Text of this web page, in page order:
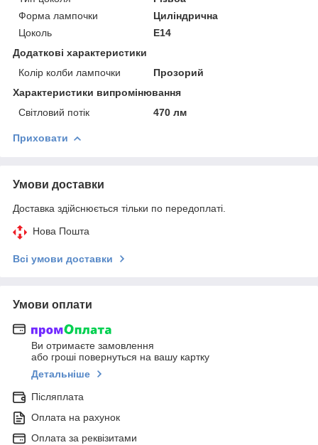
Форма лампочки
Циліндрична
Цоколь
E14
Додаткові характеристики
Колір колби лампочки
Прозорий
Характеристики випромінювання
Світловий потік
470 лм
Приховати
Умови доставки
Доставка здійснюється тільки по передоплаті.
Нова Пошта
Всі умови доставки
Умови оплати
Ви отримаєте замовлення
або гроші повернуться на вашу картку
Детальніше
Післяплата
Оплата на рахунок
Оплата за реквізитами